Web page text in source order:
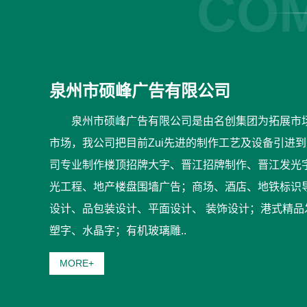
泉州市硕峰广告有限公司
泉州市硕峰广告有限公司是由名创集团为拓展
市场，我公司把目前Zui先进的制作工艺及设备引进
司专业制作楼顶招牌大字、晋江招牌制作、晋江发
光工程、地产楼盘围墙广告；商场、酒店、地铁标
设计、品包装设计、平面设计、 装饰设计；港式精
塑字、水晶字；有机玻璃雕..
MORE+